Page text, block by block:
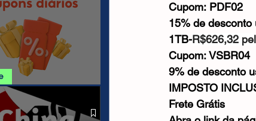
07/08
Cupom: PDF02
15% de
1TB-R$626,32
Cupom: VSBR04
9% de desconto
IMPOSTO
Frete Grátis